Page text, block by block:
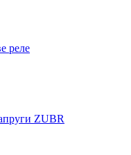
реле
ZUBR